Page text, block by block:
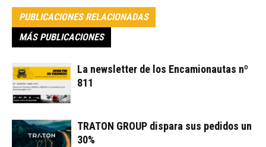
PUBLICACIONES RELACIONADAS
MÁS PUBLICACIONES
La newsletter de los Encamionautas nº
811
TRATON GROUP dispara sus pedidos un
30%